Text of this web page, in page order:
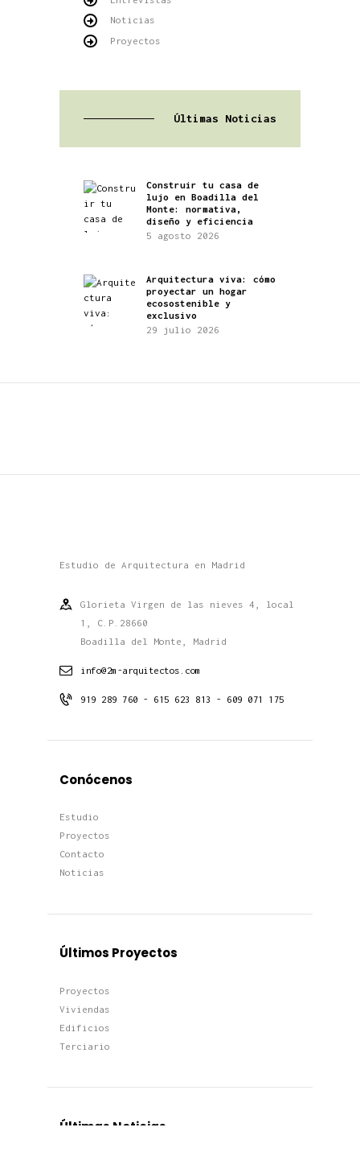
Noticias
Proyectos
Últimas Noticias
Construir tu casa de
lujo en Boadilla del
Monte: normativa,
diseño y eficiencia
5 agosto 2026
Arquitectura viva: cómo
proyectar un hogar
ecosostenible y
exclusivo
29 julio 2026
Estudio de Arquitectura en Madrid
Glorieta Virgen de las nieves 4, local
1, C.P.28660
Boadilla del Monte, Madrid
info@2m-arquitectos.com
919 289 760 - 615 623 813 - 609 071 175
Conócenos
Estudio
Proyectos
Contacto
Noticias
Últimos Proyectos
Proyectos
Viviendas
Edificios
Terciario
Últimas Noticias